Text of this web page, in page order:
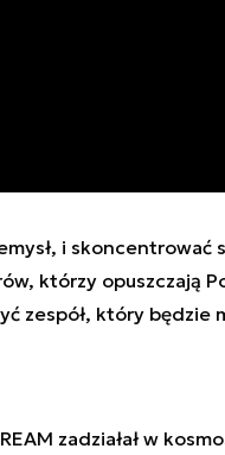
i skoncentrować
którzy opuszczają
zespół, który będzie
zadziałał w